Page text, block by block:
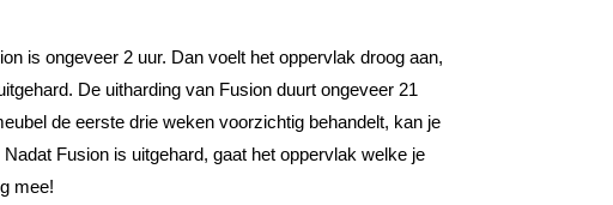
is ongeveer 2 uur. Dan voelt het oppervlak droog aan,
De uitharding van Fusion duurt ongeveer 21
de eerste drie weken voorzichtig behandelt, kan je
Fusion is uitgehard, gaat het oppervlak welke je
mee!